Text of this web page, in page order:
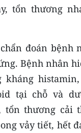
tổn thương
chẩn đoán bệnh
Bệnh nhân
kháng
tại chỗ và
tổn thương cải
vảy tiết, hết